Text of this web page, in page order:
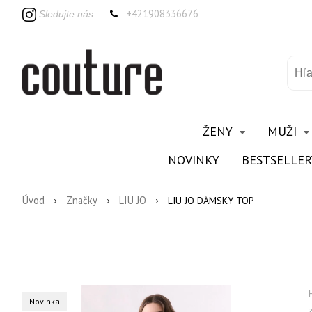
Sledujte nás +421908336676
ŽENY
MUŽI
NOVINKY
Úvod Značky LIU JO LIU JO DÁMSKY TOP
Novinka